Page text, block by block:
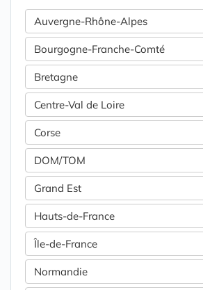
Auvergne-Rhône-Alpes
Bourgogne-Franche-Comté
Bretagne
Centre-Val de Loire
Corse
DOM/TOM
Grand Est
Hauts-de-France
Île-de-France
Normandie